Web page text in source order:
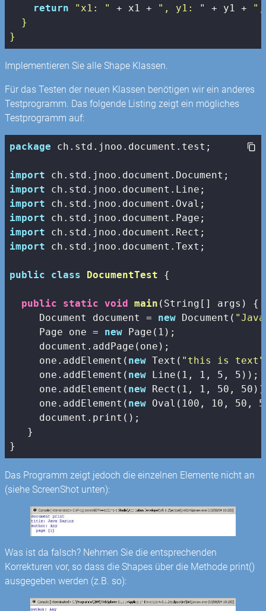
return "x1: " + x1 + ", y1: " + y1 +
  }
}
Implementieren Sie alle Shape Klassen.
Für das Testen der neuen Klassen benötigen wir ein anderes
Testprogramm. Das folgende Listing zeigt ein mögliches
Testprogramm auf:
package ch.std.jnoo.document.test;
import
import
import
import
import
import ch.std.jnoo.document.Text;
public class DocumentTest {
public static void main (String[] args)
{
     Document document =
new Document(
     Page one =
new Page( 1 );
     document.addPage(one);
     one.addElement(
new Text( "this is text"
     one.addElement(
new Line( 1 , 1 , 5 , 5 ));
     one.addElement(
new Rect( 1 , 1 , 50 , 50
     one.addElement(
new Oval( 100 , 10 , 50 ,
     document.print();
   }
}
Das Programm zeigt jedoch die einzelnen Elemente nicht an
(siehe ScreenShot unten):
Was ist da falsch? Nehmen Sie die entsprechenden
Korrekturen vor, so dass die Shapes über die Methode print()
ausgegeben werden (z.B. so):